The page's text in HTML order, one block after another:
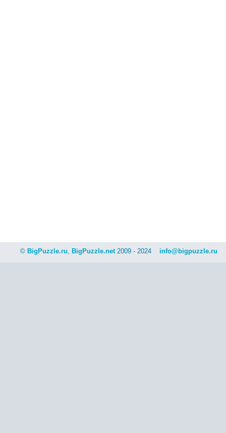
© BigPuzzle.ru, BigPuzzle.net2009 - 2024 info@bigpuzzle.ru